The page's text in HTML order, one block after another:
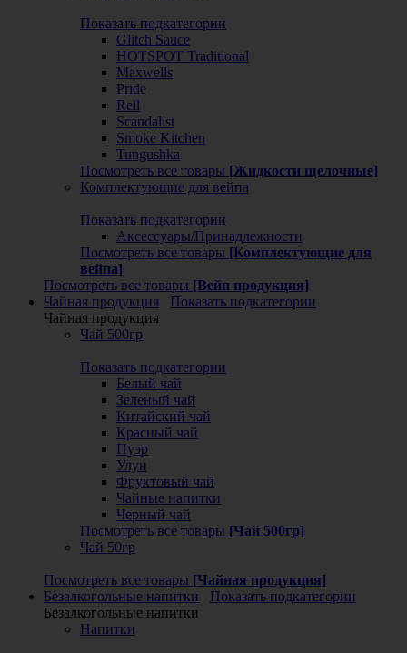
Показать подкатегории
Glitch Sauce
HOTSPOT Traditional
Maxwells
Pride
Rell
Scandalist
Smoke Kitchen
Tungushka
Посмотреть все товары [Жидкости щелочные]
Комплектующие для вейпа
Показать подкатегории
Аксессуары/Принадлежности
Посмотреть все товары [Комплектующие для
вейпа]
Посмотреть все товары [Вейп продукция]
Чайная продукция
Показать подкатегории
Чайная продукция
Чай 500гр
Показать подкатегории
Белый чай
Зеленый чай
Китайский чай
Красный чай
Пуэр
Улун
Фруктовый чай
Чайные напитки
Черный чай
Посмотреть все товары [Чай 500гр]
Чай 50гр
Посмотреть все товары [Чайная продукция]
Безалкогольные напитки
Показать подкатегории
Безалкогольные напитки
Напитки